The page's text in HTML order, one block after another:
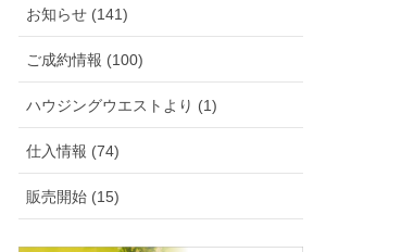
お知らせ (141)
ご成約情報 (100)
ハウジングウエストより (1)
仕入情報 (74)
販売開始 (15)